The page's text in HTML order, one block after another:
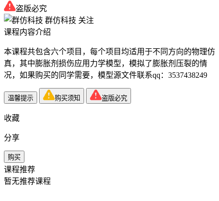
盗版必究
群仿科技 关注
课程内容介绍
本课程共包含六个项目，每个项目均适用于不同方向的物理仿
真，其中膨胀剂损伤应用力学模型，模拟了膨胀剂压裂的情
况，如果购买的同学需要，模型源文件联系qq：3537438249
温馨提示 购买须知 盗版必究
收藏
分享
购买
课程推荐
暂无推荐课程